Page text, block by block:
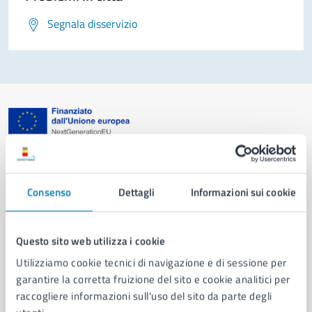
Consenso Dettagli Informazioni sui cookie
Questo sito web utilizza i cookie
Utilizziamo cookie tecnici di navigazione e di sessione per
garantire la corretta fruizione del sito e cookie analitici per
raccogliere informazioni sull'uso del sito da parte degli
Segnala disservizio
Organi di governo
Municipalità
Uffici
Enti e fondazioni
Politici